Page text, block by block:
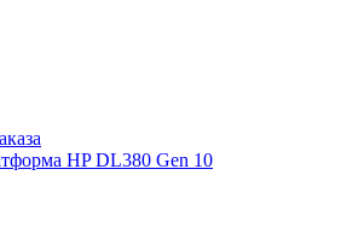
HP DL380 Gen 10